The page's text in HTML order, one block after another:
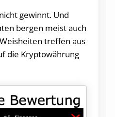
gewinnt. Und
bergen meist auch
treffen aus
die Kryptowährung